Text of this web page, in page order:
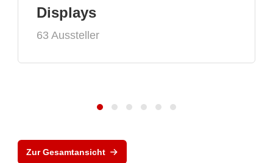
Displays
63 Aussteller
Zur Gesamtansicht